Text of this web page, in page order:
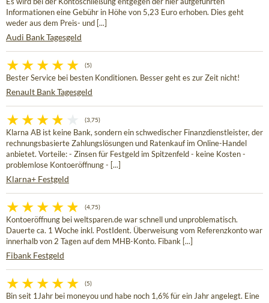
Informationen eine Gebühr in Höhe von 5,23 Euro erhoben. Dies geht
weder aus dem Preis- und [...]
Audi Bank Tagesgeld
(5)
Bester Service bei besten Konditionen. Besser geht es zur Zeit nicht!
Renault Bank Tagesgeld
(3,75)
Klarna AB ist keine Bank, sondern ein schwedischer Finanzdienstleister, der
rechnungsbasierte Zahlungslösungen und Ratenkauf im Online-Handel
anbietet. Vorteile: - Zinsen für Festgeld im Spitzenfeld - keine Kosten -
problemlose Kontoeröffnung - [...]
Klarna+ Festgeld
(4,75)
Kontoeröffnung bei weltsparen.de war schnell und unproblematisch.
Dauerte ca. 1 Woche inkl. PostIdent. Überweisung vom Referenzkonto war
innerhalb von 2 Tagen auf dem MHB-Konto. Fibank [...]
Fibank Festgeld
(5)
Bin seit 1Jahr bei moneyou und habe noch 1,6% für ein Jahr angelegt. Eine